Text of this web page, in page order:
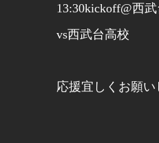
13:30kickoff@西
vs西武台高校
応援宜しくお願い